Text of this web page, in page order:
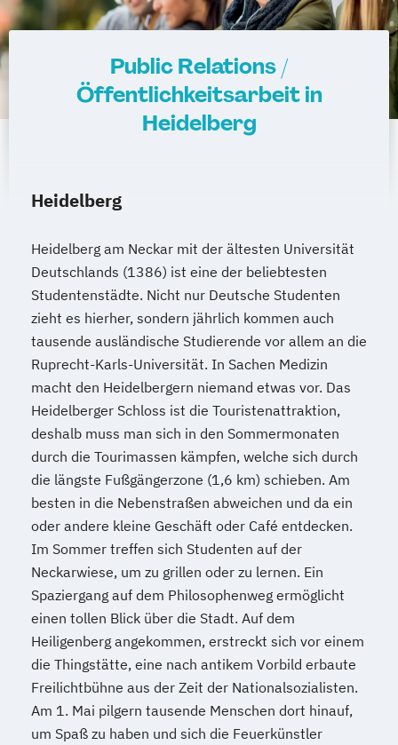
Public Relations /
Öffentlichkeitsarbeit in
Heidelberg
Heidelberg
Heidelberg am Neckar mit der ältesten Universität
Deutschlands (1386) ist eine der beliebtesten
Studentenstädte. Nicht nur Deutsche Studenten
zieht es hierher, sondern jährlich kommen auch
tausende ausländische Studierende vor allem an die
Ruprecht-Karls-Universität. In Sachen Medizin
macht den Heidelbergern niemand etwas vor. Das
Heidelberger Schloss ist die Touristenattraktion,
deshalb muss man sich in den Sommermonaten
durch die Tourimassen kämpfen, welche sich durch
die längste Fußgängerzone (1,6 km) schieben. Am
besten in die Nebenstraßen abweichen und da ein
oder andere kleine Geschäft oder Café entdecken.
Im Sommer treffen sich Studenten auf der
Neckarwiese, um zu grillen oder zu lernen. Ein
Spaziergang auf dem Philosophenweg ermöglicht
einen tollen Blick über die Stadt. Auf dem
Heiligenberg angekommen, erstreckt sich vor einem
die Thingstätte, eine nach antikem Vorbild erbaute
Freilichtbühne aus der Zeit der Nationalsozialisten.
Am 1. Mai pilgern tausende Menschen dort hinauf,
um Spaß zu haben und sich die Feuerkünstler